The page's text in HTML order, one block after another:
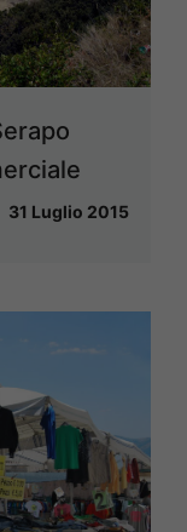
31 Luglio 2015